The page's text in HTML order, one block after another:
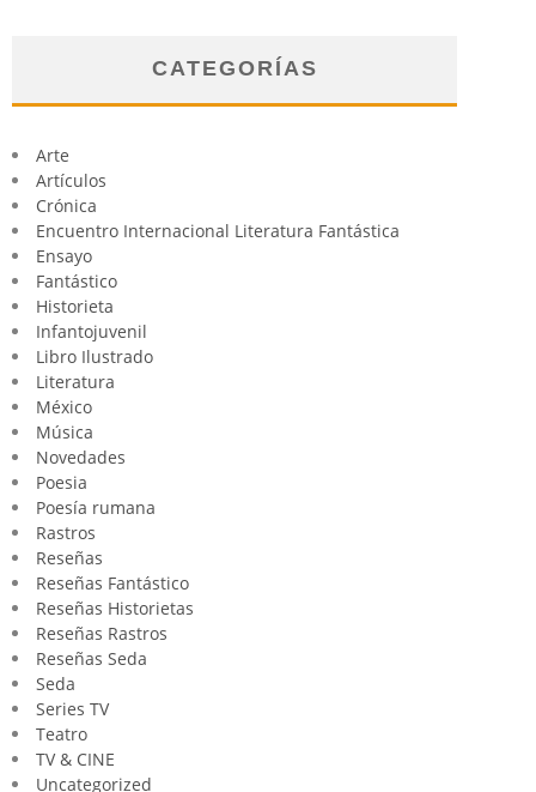
CATEGORÍAS
Arte
Artículos
Crónica
Encuentro Internacional Literatura Fantástica
Ensayo
Fantástico
Historieta
Infantojuvenil
Libro Ilustrado
Literatura
México
Música
Novedades
Poesia
Poesía rumana
Rastros
Reseñas
Reseñas Fantástico
Reseñas Historietas
Reseñas Rastros
Reseñas Seda
Seda
Series TV
Teatro
TV & CINE
Uncategorized